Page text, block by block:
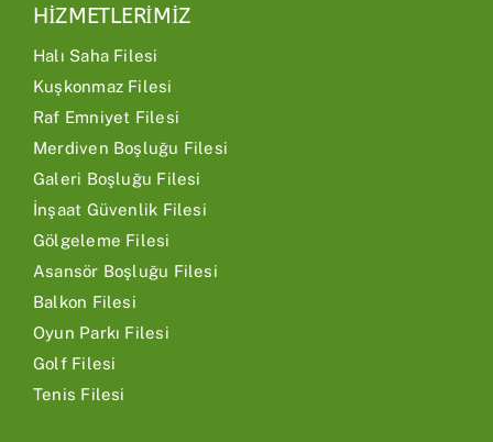
HİZMETLERİMİZ
Halı Saha Filesi
Kuşkonmaz Filesi
Raf Emniyet Filesi
Merdiven Boşluğu Filesi
Galeri Boşluğu Filesi
İnşaat Güvenlik Filesi
Gölgeleme Filesi
Asansör Boşluğu Filesi
Balkon Filesi
Oyun Parkı Filesi
Golf Filesi
Tenis Filesi